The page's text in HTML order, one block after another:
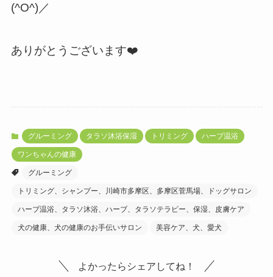
(^O^)／
ありがとうございます❤️
グルーミング タラソ沐浴保湿 トリミング ハーブ温浴
ワンちゃんの健康
グルーミング
トリミング、シャンプー、川崎市多摩区、多摩区菅馬場、ドッグサロン
ハーブ温浴、タラソ沐浴、ハーブ、タラソテラピー、保湿、皮膚ケア
犬の健康、犬の健康のお手伝いサロン 美容ケア、犬、愛犬
よかったらシェアしてね！